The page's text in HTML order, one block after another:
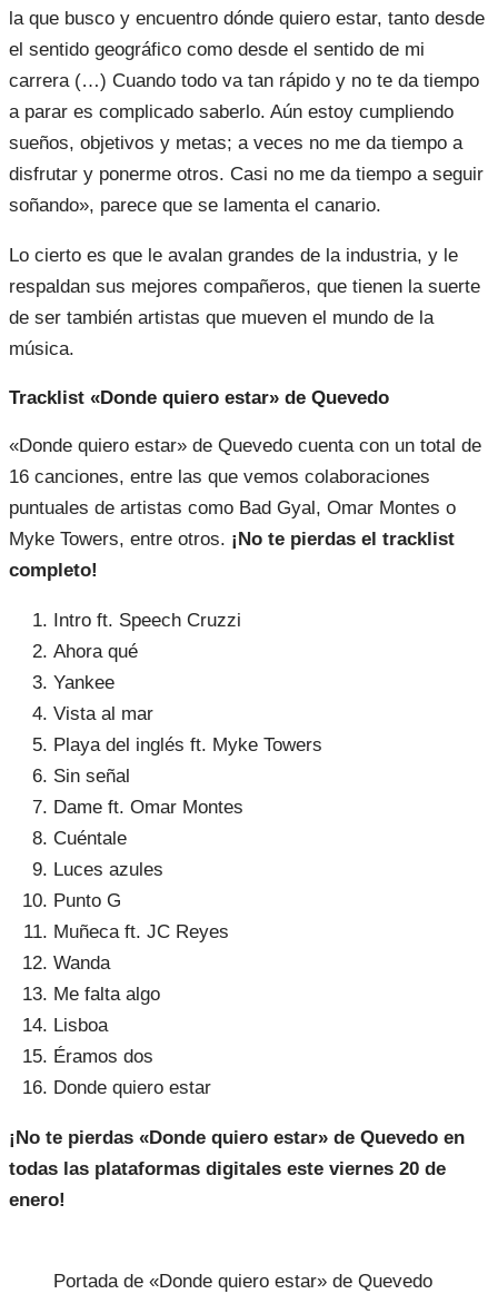
la que busco y encuentro dónde quiero estar, tanto desde
el sentido geográfico como desde el sentido de mi
carrera (…) Cuando todo va tan rápido y no te da tiempo
a parar es complicado saberlo. Aún estoy cumpliendo
sueños, objetivos y metas; a veces no me da tiempo a
disfrutar y ponerme otros. Casi no me da tiempo a seguir
soñando», parece que se lamenta el canario.
Lo cierto es que le avalan grandes de la industria, y le
respaldan sus mejores compañeros, que tienen la suerte
de ser también artistas que mueven el mundo de la
música.
Tracklist «Donde quiero estar» de Quevedo
«Donde quiero estar» de Quevedo cuenta con un total de
16 canciones, entre las que vemos colaboraciones
puntuales de artistas como Bad Gyal, Omar Montes o
Myke Towers, entre otros. ¡No te pierdas el tracklist
completo!
Intro ft. Speech Cruzzi
Ahora qué
Yankee
Vista al mar
Playa del inglés ft. Myke Towers
Sin señal
Dame ft. Omar Montes
Cuéntale
Luces azules
Punto G
Muñeca ft. JC Reyes
Wanda
Me falta algo
Lisboa
Éramos dos
Donde quiero estar
¡No te pierdas «Donde quiero estar» de Quevedo en
todas las plataformas digitales este viernes 20 de
enero!
Portada de «Donde quiero estar» de Quevedo